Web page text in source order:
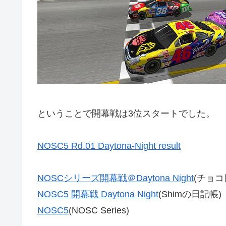
ということで開幕戦は3位スタートでした。
NOSC5 Rd.01 Daytona-Night result
NOSCシリーズ開幕戦＠Daytona Night(チョ
NOSC5 開幕戦 Daytona Night(Shimの日記帳)
NOSC5(NOSC Series)